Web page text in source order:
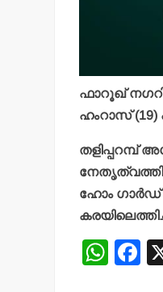
ഫാറൂഖ്
ഹംറാസ് (19)
തളിപ്പറമ്പ്
ഹോം ഗാര്‍ഡ്
W
F